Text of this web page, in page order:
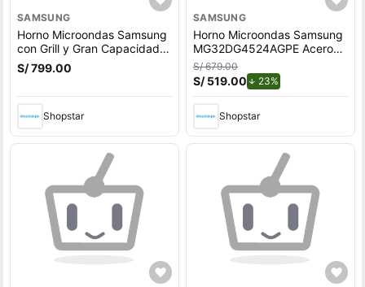
SAMSUNG
Horno Microondas Samsung
con Grill y Gran Capacidad
de 32 L – Modelo
MG32DG4524ATPE
S/ 799.00
Shopstar
SAMSUNG
Horno Microondas Samsung
MG32DG4524AGPE Acero
Inoxidable Grill 32L Negro
S/ 679.00
S/ 519.00 23%de descuento.
Shopstar